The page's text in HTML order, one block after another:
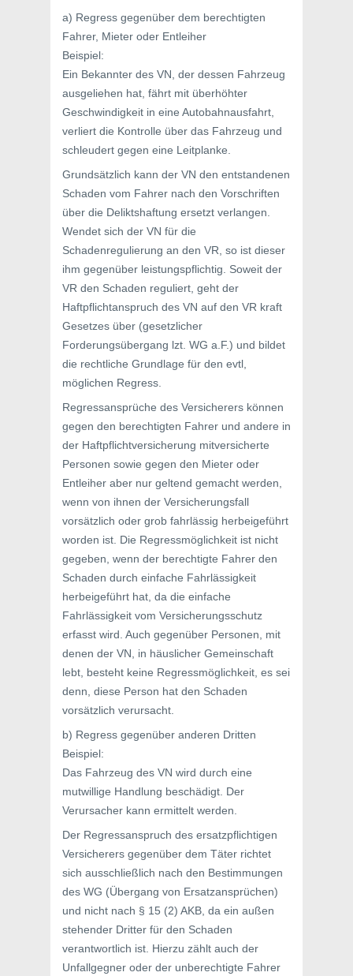
a) Regress gegenüber dem berechtigten
Fahrer, Mieter oder Entleiher
Beispiel:
Ein Bekannter des VN, der dessen Fahrzeug
ausgeliehen hat, fährt mit überhöhter
Geschwindigkeit in eine Autobahnausfahrt,
verliert die Kontrolle über das Fahrzeug und
schleudert gegen eine Leitplanke.
Grundsätzlich kann der VN den entstandenen
Schaden vom Fahrer nach den Vorschriften
über die Deliktshaftung ersetzt verlangen.
Wendet sich der VN für die
Schadenregulierung an den VR, so ist dieser
ihm gegenüber leistungspflichtig. Soweit der
VR den Schaden reguliert, geht der
Haftpflichtanspruch des VN auf den VR kraft
Gesetzes über (gesetzlicher
Forderungsübergang lzt. WG a.F.) und bildet
die rechtliche Grundlage für den evtl,
möglichen Regress.
Regressansprüche des Versicherers können
gegen den berechtigten Fahrer und andere in
der Haftpflichtversicherung mitversicherte
Personen sowie gegen den Mieter oder
Entleiher aber nur geltend gemacht werden,
wenn von ihnen der Versicherungsfall
vorsätzlich oder grob fahrlässig herbeigeführt
worden ist. Die Regressmöglichkeit ist nicht
gegeben, wenn der berechtigte Fahrer den
Schaden durch einfache Fahrlässigkeit
herbeigeführt hat, da die einfache
Fahrlässigkeit vom Versicherungsschutz
erfasst wird. Auch gegenüber Personen, mit
denen der VN, in häuslicher Gemeinschaft
lebt, besteht keine Regressmöglichkeit, es sei
denn, diese Person hat den Schaden
vorsätzlich verursacht.
b) Regress gegenüber anderen Dritten
Beispiel:
Das Fahrzeug des VN wird durch eine
mutwillige Handlung beschädigt. Der
Verursacher kann ermittelt werden.
Der Regressanspruch des ersatzpflichtigen
Versicherers gegenüber dem Täter richtet
sich ausschließlich nach den Bestimmungen
des WG (Übergang von Ersatzansprüchen)
und nicht nach § 15 (2) AKB, da ein außen
stehender Dritter für den Schaden
verantwortlich ist. Hierzu zählt auch der
Unfallgegner oder der unberechtigte Fahrer